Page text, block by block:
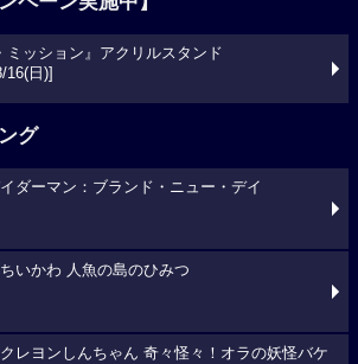
ミッション』アクリルスタンド
16(日)]
グ
ダーマン：ブランド・ニュー・デイ
いかわ 人魚の島のひみつ
レヨンしんちゃん 奇々怪々！オラの妖怪バケ